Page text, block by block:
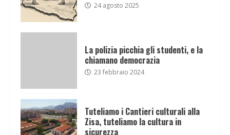
24 agosto 2025
La polizia picchia gli studenti, e la
chiamano democrazia
23 febbraio 2024
Tuteliamo i Cantieri culturali alla
Zisa, tuteliamo la cultura in
sicurezza